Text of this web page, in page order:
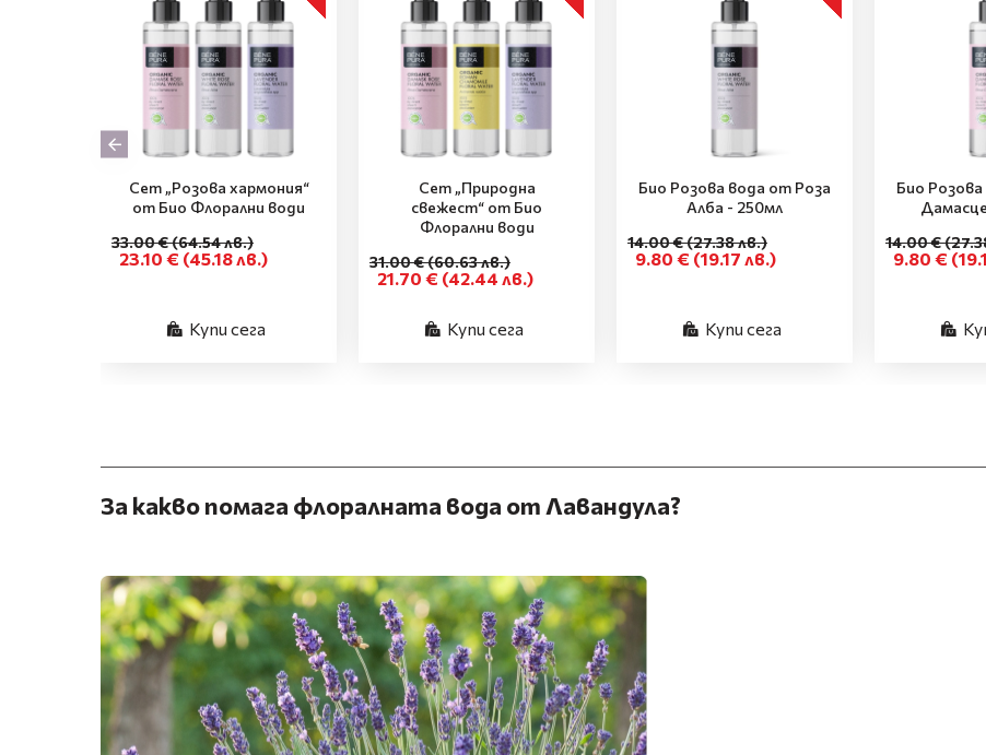
Сет „Розова хармония“
от Био Флорални води
23.10 € (45.18 лв.)
33.00 €(64.54 лв.)
Купи сега
Сет „Природна
свежест“ от Био
Флорални води
21.70 € (42.44 лв.)
31.00 €(60.63 лв.)
Купи сега
Био Розова вода от Роза
Алба - 250мл
9.80 € (19.17 лв.)
14.00 €(27.38 лв.)
Купи сега
Био
9.80 €
14.00 €
За какво помага флоралната вода от Лавандула?